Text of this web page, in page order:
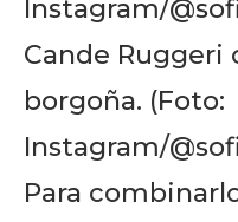
Cande
borgoña. (Foto:
Instagram/
Para